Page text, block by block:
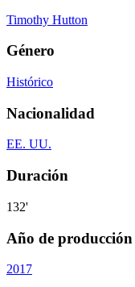
Timothy Hutton
Género
Histórico
Nacionalidad
EE. UU.
Duración
132'
Año de producción
2017